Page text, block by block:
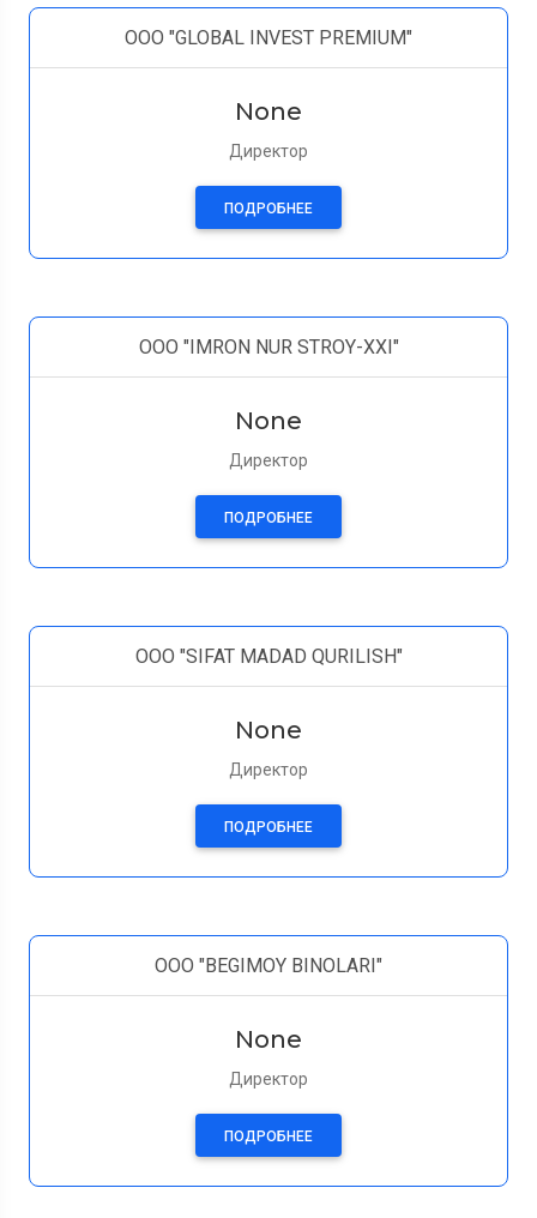
ООО "GLOBAL INVEST PREMIUM"
None
Директор
ПОДРОБНЕЕ
ООО "IMRON NUR STROY-XXI"
None
Директор
ПОДРОБНЕЕ
ООО "SIFAT MADAD QURILISH"
None
Директор
ПОДРОБНЕЕ
ООО "BEGIMOY BINOLARI"
None
Директор
ПОДРОБНЕЕ